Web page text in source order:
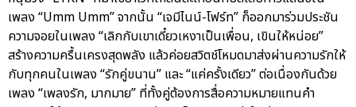
เพลง “Umm Umm” จากนั้น “เจมีไนน์-โฟร์ท” ก็ออกมาร่วมประชัน
ความจอยในเพลง “เลิกกับเขาเดี๋ยวเหงาเป็นเพื่อน, เขินให้หน่อย”
สร้างความครื้นเครงสุดพลัง แล้วค่อยสวิตช์โหมดมาส่งผ่านความรักให้
กับทุกคนในเพลง “รักคู่ขนาน” และ “แค่ครั้งเดียว” ต่อเนื่องกันด้วย
เพลง “เพลงรัก, มากมาย” ที่ทั้งคู่ต้องการสื่อความหมายแทนคำ